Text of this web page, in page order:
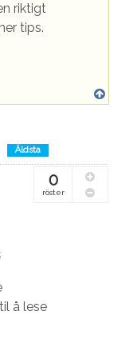
riktigt
tips.
Äldsta
0
röster
å lese